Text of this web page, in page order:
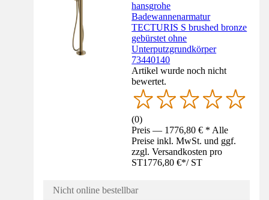
hansgrohe
Badewannenarmatur
TECTURIS S brushed bronze
gebürstet ohne
Unterputzgrundkörper
73440140
Artikel wurde noch nicht
bewertet.
(0)
Preis — 1776,80 € * Alle
Preise inkl. MwSt. und ggf.
zzgl. Versandkosten pro
ST1776,80 €*/ ST
Nicht online bestellbar